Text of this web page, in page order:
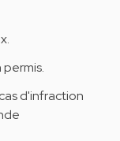
d'infraction